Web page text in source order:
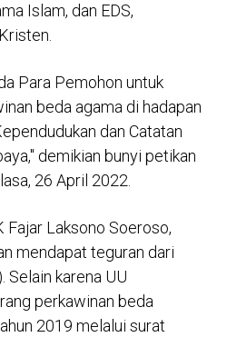
Islam, dan EDS,
Para Pemohon untuk
beda agama di hadapan
dan Catatan
demikian bunyi petikan
26 April 2022.
Laksono Soeroso,
mendapat teguran dari
Selain karena UU
perkawinan beda
2019 melalui surat